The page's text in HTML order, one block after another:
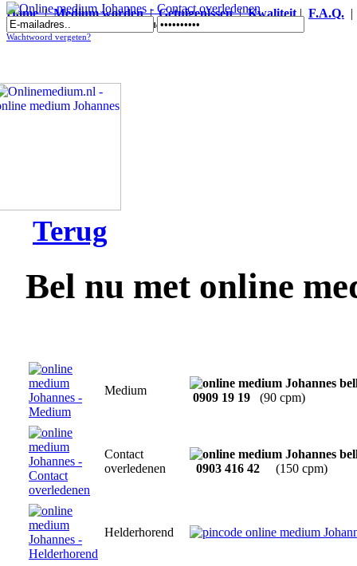
Home|Medium worden|Getuigenissen|Kwaliteit| F.A.Q.
Online medium Johannes - Contact overledenen
Wachtwoord vergeten?
Terug
Bel nu met online
Medium
0909 19 19 (90 cpm)
Contact
overledenen
0903 416 42 (150 cpm)
Helderhorend